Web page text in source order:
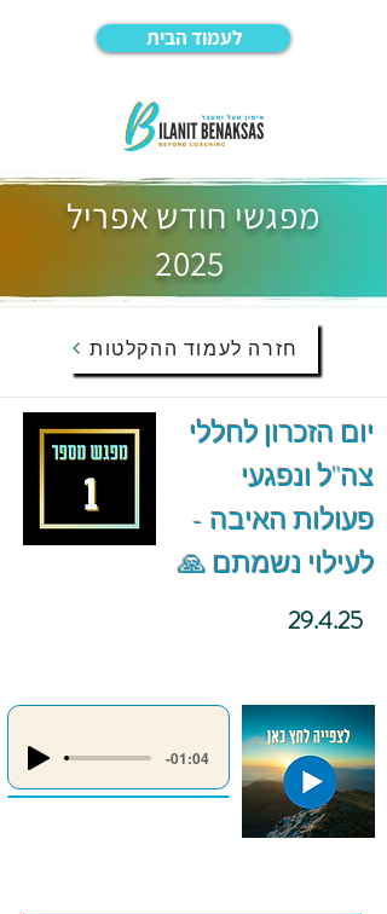
לעמוד הבית
מפגשי חודש אפריל
חזרה לעמוד ההקלטות
יום הזכרון לחללי
צה"ל ונפגעי
פעולות האיבה -
לעילוי נשמתם 🙏
29.4.25
-01:04